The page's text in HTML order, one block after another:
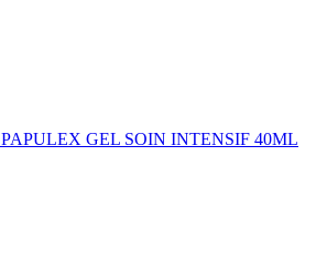
PAPULEX GEL SOIN INTENSIF 40ML